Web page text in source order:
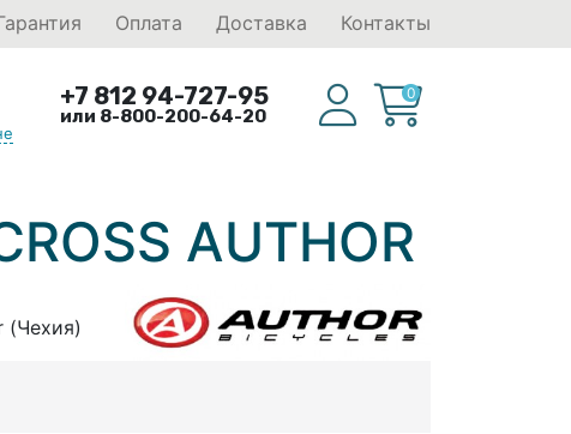
Оплата Доставка Контакты
+7 812 94-727-95
или 8-800-200-64-20
0
AUTHOR
(Чехия)